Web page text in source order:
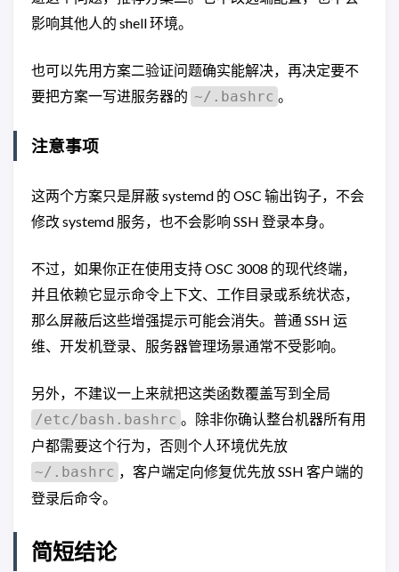
影响其他人的 shell 环境。
也可以先用方案二验证问题确实能解决，再决定要不
要把方案一写进服务器的 ~/.bashrc 。
注意事项
这两个方案只是屏蔽 systemd 的 OSC 输出钩子，不会
修改 systemd 服务，也不会影响 SSH 登录本身。
不过，如果你正在使用支持 OSC 3008 的现代终端，
并且依赖它显示命令上下文、工作目录或系统状态，
那么屏蔽后这些增强提示可能会消失。普通 SSH 运
维、开发机登录、服务器管理场景通常不受影响。
另外，不建议一上来就把这类函数覆盖写到全局
/etc/bash.bashrc 。除非你确认整台机器所有用
户都需要这个行为，否则个人环境优先放
~/.bashrc ，客户端定向修复优先放 SSH 客户端的
登录后命令。
简短结论